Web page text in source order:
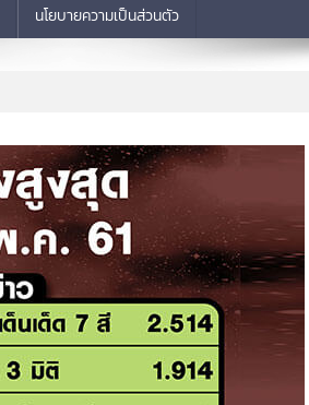
นโยบายความเป็นส่วนตัว